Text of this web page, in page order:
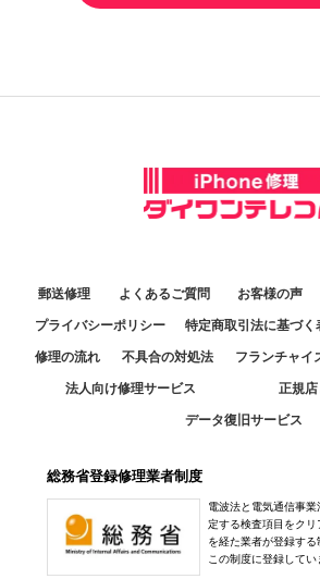
郵送修理 よくあるご質問 お客様の声
プライバシーポリシー 特定商取引法に基づく
修理の流れ 不具合の対処法 フランチャイ
法人向け修理サービス 正規
データ復旧サービス
総務省登録修理業者制度
電波法と電気通信事
定する検査項目をクリ
を経た業者が登録す
この制度に登録してい